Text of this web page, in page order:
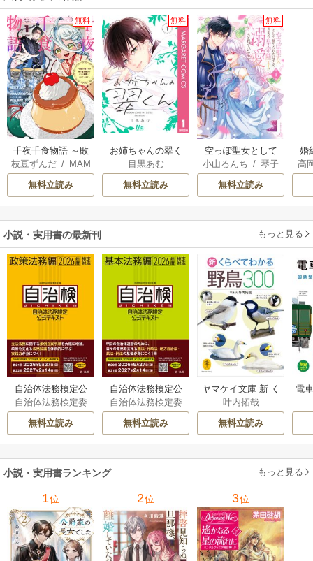
無料
千夜千食物語 ～敗
国の姫ですが氷の
皇子殿下がどうも
溺愛してくれてい
枝豆ずんだ/ MAM
AKOTO
/ 鴉羽凛燈
無料立読み
無料
お姉ちゃんの翠く
ん
目黒あむ
無料立読み
無料
空っぽ聖女として
捨てられたはず
が、嫁ぎ先の皇帝
陛下に溺愛されて
小山るんち /琴子
無料立読み
婚
っ
高
小説・実用書の最新刊 もっと見る
自治体法務検定公
式テキスト 政策
法務編 ２０２６
年度検定対応 1巻
自治体法務検定委
員会
無料立読み
自治体法務検定公
式テキスト 基本
法務編 ２０２６
年度検定対応 1巻
自治体法務検定委
員会
無料立読み
ヤマケイ文庫 新 く
らべてわかる野鳥3
00 1巻
叶内拓哉
無料立読み
電
小説・実用書ランキング もっと見る
1位 2位 3位